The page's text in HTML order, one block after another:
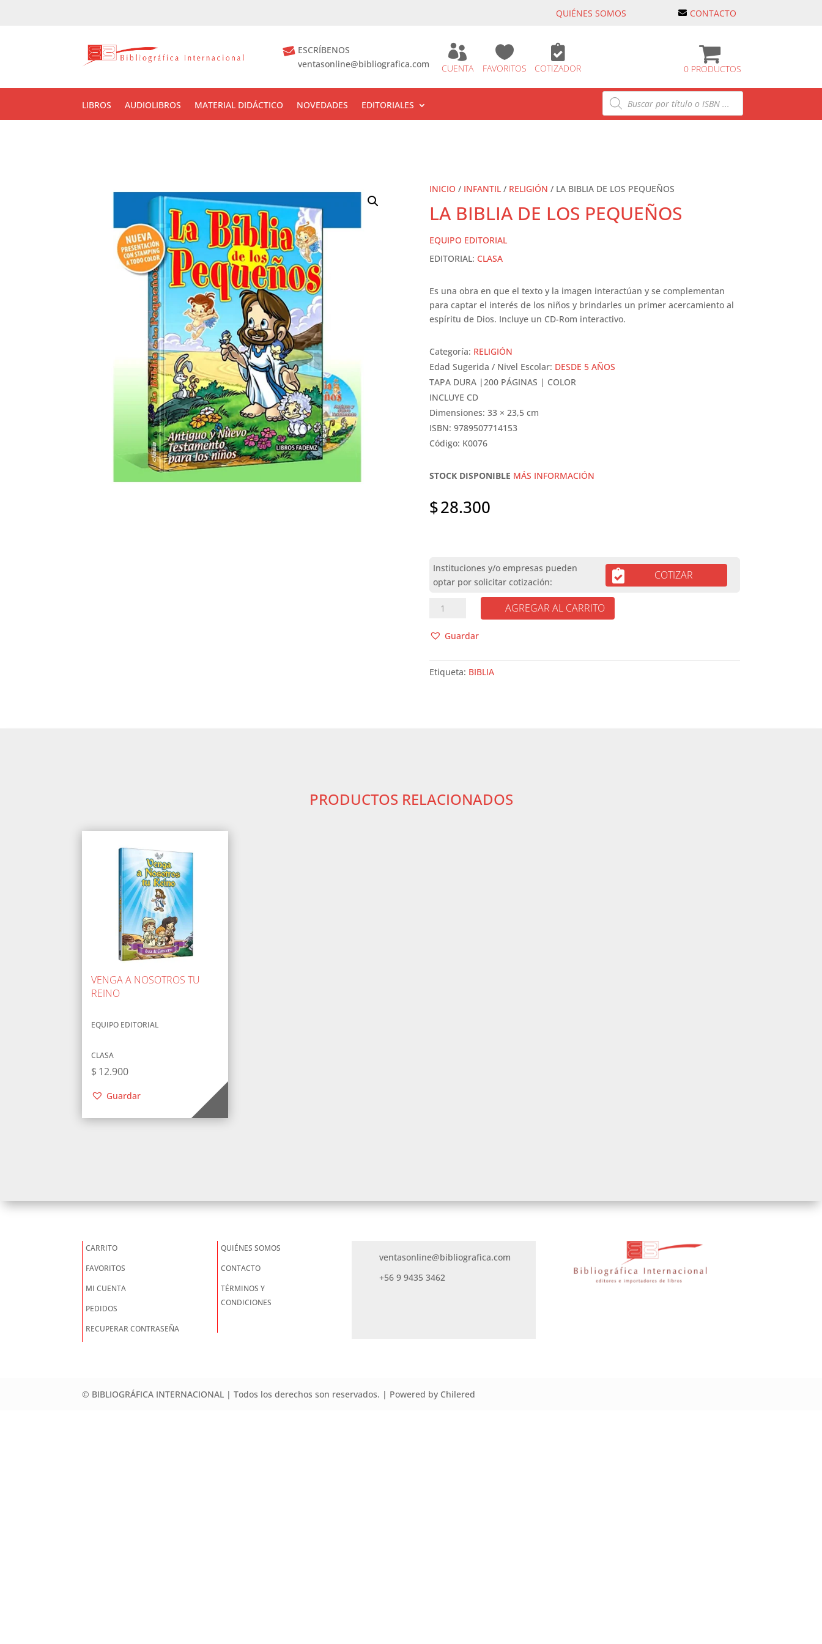
QUIÉNES SOMOS CONTACTO
ESCRÍBENOS
ventasonline@bibliografica.com

CUENTA

FAVORITOS

COTIZADOR 0 PRODUCTOS
LIBROS AUDIOLIBROS MATERIAL DIDÁCTICO NOVEDADES EDITORIALES
Búsqueda
de
productos
INICIO / INFANTIL/ RELIGIÓN / LA BIBLIA DE LOS PEQUEÑOS
LA BIBLIA DE LOS PEQUEÑOS
EQUIPO EDITORIAL
EDITORIAL: CLASA
Es una obra en que el texto y la imagen interactúan y se complementan
para captar el interés de los niños y brindarles un primer acercamiento al
espíritu de Dios. Incluye un CD-Rom interactivo.
Categoría: RELIGIÓN
Edad Sugerida / Nivel Escolar: DESDE 5 AÑOS
TAPA DURA |200 PÁGINAS | COLOR
INCLUYE CD
Dimensiones: 33 × 23,5 cm
ISBN: 9789507714153
Código: K0076
STOCK DISPONIBLE MÁS INFORMACIÓN
$28.300
COTIZAR
DE
PEQUEÑOS
cantidad
AGREGAR AL CARRITO
Guardar
Etiqueta: BIBLIA
PRODUCTOS RELACIONADOS
VENGA A NOSOTROS TU
REINO
EQUIPO EDITORIAL
CLASA
$ 12.900
Guardar
CARRITO
FAVORITOS
MI CUENTA
PEDIDOS
RECUPERAR CONTRASEÑA
QUIÉNES SOMOS
CONTACTO
TÉRMINOS Y
CONDICIONES
ventasonline@bibliografica.com
+56 9 9435 3462
© BIBLIOGRÁFICA INTERNACIONAL | Todos los derechos son reservados. | Powered by Chilered